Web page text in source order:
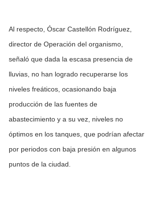
Al respecto, Óscar Castellón Rodríguez,
director de Operación del organismo,
señaló que dada la escasa presencia de
lluvias, no han logrado recuperarse los
niveles freáticos, ocasionando baja
producción de las fuentes de
abastecimiento y a su vez, niveles no
óptimos en los tanques, que podrían afectar
por periodos con baja presión en algunos
puntos de la ciudad.